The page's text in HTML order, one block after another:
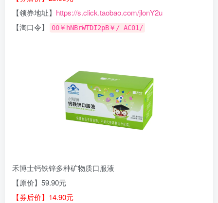
【领券地址】 https://s.click.taobao.com/jlonY2u
【淘口令】
00￥hNBrWTDI2pB￥/ AC01/
禾博士钙铁锌多种矿物质口服液
【原价】59.90元
【券后价】14.90元